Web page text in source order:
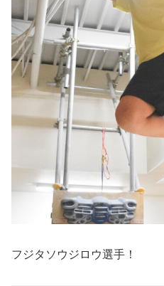
フジタソウジロウ選手！